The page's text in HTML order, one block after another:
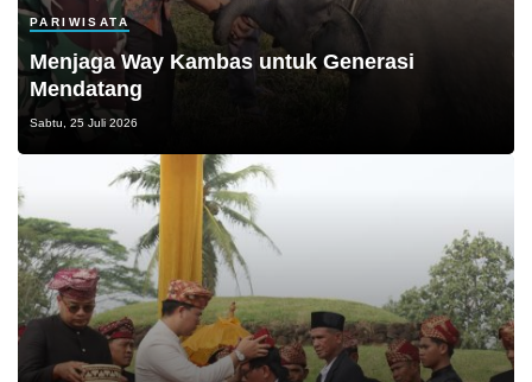
PARIWISATA
Menjaga Way Kambas untuk Generasi
Mendatang
Sabtu, 25 Juli 2026